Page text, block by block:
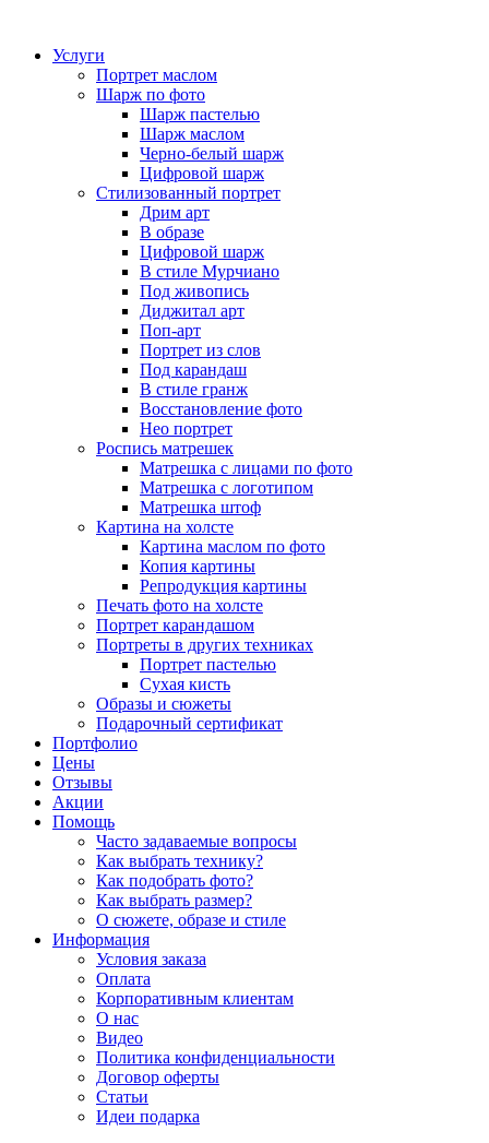
Услуги
Портрет маслом
Шарж по фото
Шарж пастелью
Шарж маслом
Черно-белый шарж
Цифровой шарж
Стилизованный портрет
Дрим арт
В образе
Цифровой шарж
В стиле Мурчиано
Под живопись
Диджитал арт
Поп-арт
Портрет из слов
Под карандаш
В стиле гранж
Восстановление фото
Нео портрет
Роспись матрешек
Матрешка с лицами по фото
Матрешка с логотипом
Матрешка штоф
Картина на холсте
Картина маслом по фото
Копия картины
Репродукция картины
Печать фото на холсте
Портрет карандашом
Портреты в других техниках
Портрет пастелью
Сухая кисть
Образы и сюжеты
Подарочный сертификат
Портфолио
Цены
Отзывы
Акции
Помощь
Часто задаваемые вопросы
Как выбрать технику?
Как подобрать фото?
Как выбрать размер?
О сюжете, образе и стиле
Информация
Условия заказа
Оплата
Корпоративным клиентам
О нас
Видео
Политика конфиденциальности
Договор оферты
Статьи
Идеи подарка